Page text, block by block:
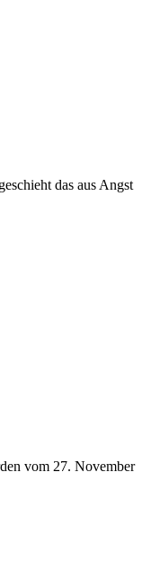
das aus Angst
vom 27. November